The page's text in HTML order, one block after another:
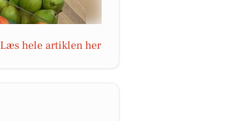
Læs hele artiklen her